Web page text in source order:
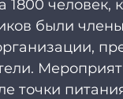
1800
были
точки